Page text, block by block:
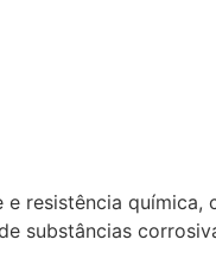
resistência
substâncias